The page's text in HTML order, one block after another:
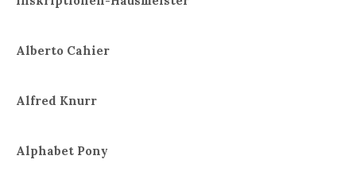
Alberto Cahier
Alfred Knurr
Alphabet Pony